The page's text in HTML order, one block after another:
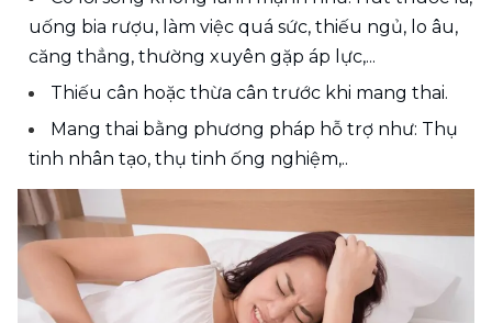
uống bia rượu, làm việc quá sức, thiếu ngủ, lo âu,
căng thẳng, thường xuyên gặp áp lực,...
Thiếu cân hoặc thừa cân trước khi mang thai.
Mang thai bằng phương pháp hỗ trợ như: Thụ
tinh nhân tạo, thụ tinh ống nghiệm,..